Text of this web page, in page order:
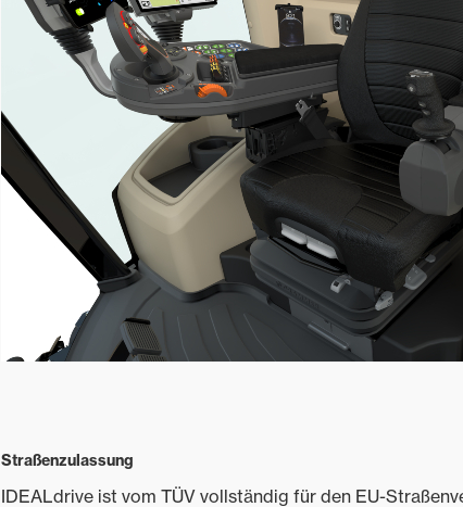
Straßenzulassung
IDEALdrive ist vom TÜV vollständig für den EU-